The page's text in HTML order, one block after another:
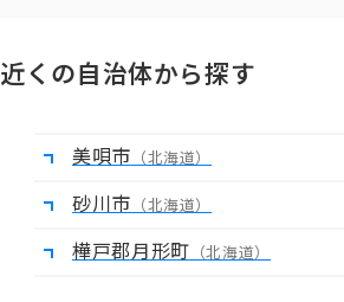
近くの自治体から探す
美唄市 （北海道）
砂川市 （北海道）
樺戸郡月形町 （北海道）